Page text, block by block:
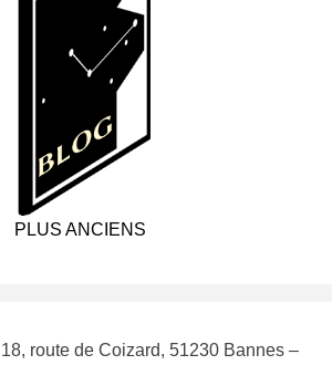
PLUS ANCIENS
 18, route de Coizard, 51230 Bannes –